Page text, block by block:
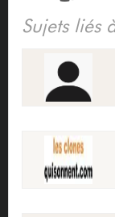
Sujets liés